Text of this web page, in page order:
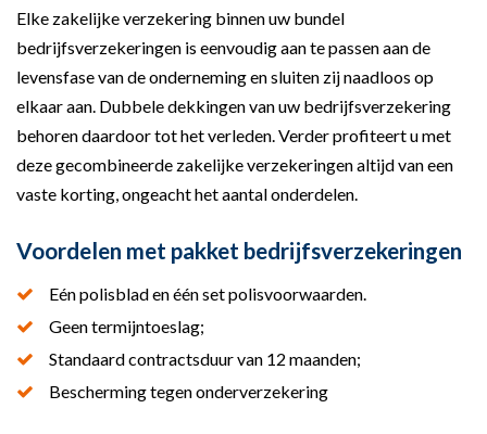
Elke zakelijke verzekering binnen uw bundel
bedrijfsverzekeringen is eenvoudig aan te passen aan de
levensfase van de onderneming en sluiten zij naadloos op
elkaar aan. Dubbele dekkingen van uw bedrijfsverzekering
behoren daardoor tot het verleden. Verder profiteert u met
deze gecombineerde zakelijke verzekeringen altijd van een
vaste korting, ongeacht het aantal onderdelen.
Voordelen met pakket bedrijfsverzekeringen
Eén polisblad en één set polisvoorwaarden.
Geen termijntoeslag;
Standaard contractsduur van 12 maanden;
Bescherming tegen onderverzekering